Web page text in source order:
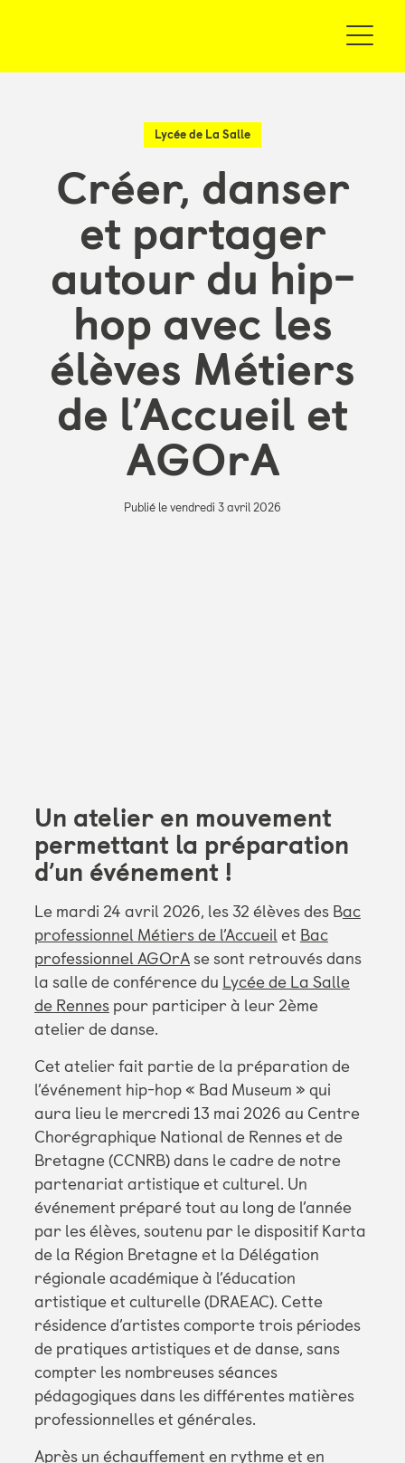
Lycée de La Salle
Créer, danser
et partager
autour du hip-
hop avec les
élèves Métiers
de l’Accueil et
AGOrA
Publié le vendredi 3 avril 2026
Un atelier en mouvement
permettant la préparation
d’un événement !
Le mardi 24 avril 2026, les 32 élèves des Bac
professionnel Métiers de l’Accueil et Bac
professionnel AGOrAse sont retrouvés dans
la salle de conférence du Lycée de La Salle
de Rennespour participer à leur 2ème
atelier de danse.
Cet atelier fait partie de la préparation de
l’événement hip-hop « Bad Museum » qui
aura lieu le mercredi 13 mai 2026 au Centre
Chorégraphique National de Rennes et de
Bretagne (CCNRB) dans le cadre de notre
partenariat artistique et culturel. Un
événement préparé tout au long de l’année
par les élèves, soutenu par le dispositif Karta
de la Région Bretagne et la Délégation
régionale académique à l’éducation
artistique et culturelle (DRAEAC). Cette
résidence d’artistes comporte trois périodes
de pratiques artistiques et de danse, sans
compter les nombreuses séances
pédagogiques dans les différentes matières
professionnelles et générales.
Après un échauffement en rythme et en